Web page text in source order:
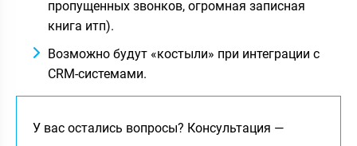
пропущенных звонков, огромная записная
книга итп).
Возможно будут «костыли» при интеграции с
CRM-системами.
У вас остались вопросы? Консультация —